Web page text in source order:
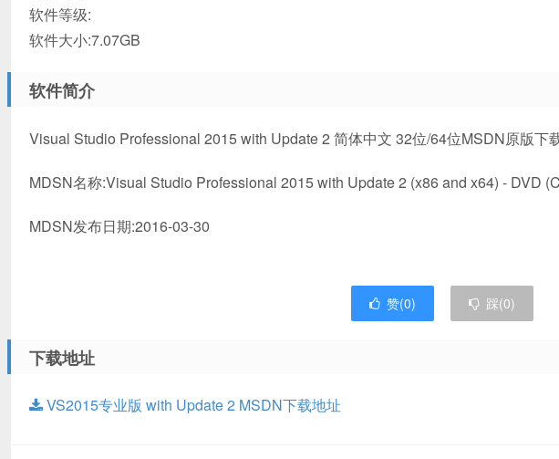
软件等级:
软件大小:7.07GB
软件简介
Visual Studio Professional 2015 with Update 2 简体中文 32位/64位MSDN原版下
MDSN名称:Visual Studio Professional 2015 with Update 2 (x86 and x64) - DVD
MDSN发布日期:2016-03-30
赞(0) 踩(0)
下载地址
VS2015专业版 with Update 2 MSDN下载地址